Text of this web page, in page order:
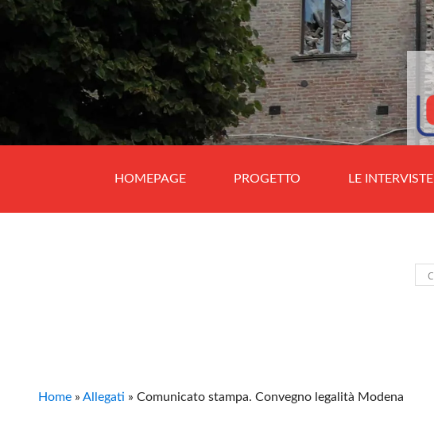
HOMEPAGE PROGETTO LE INTERVISTE
Home » Allegati » Comunicato stampa. Convegno legalità Modena